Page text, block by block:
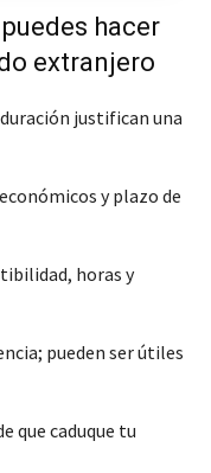
hacer
extranjero
justifican una
y plazo de
horas y
pueden ser útiles
que caduque tu